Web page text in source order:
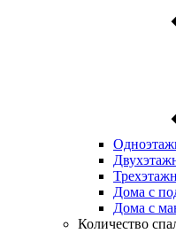
Дома с
Дома с
Количество